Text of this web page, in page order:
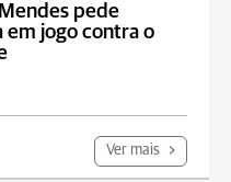
pede
em jogo contra o
Ver mais